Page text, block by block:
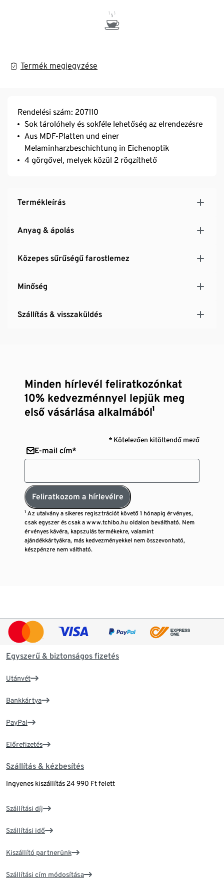
Termék megjegyzése
Rendelési szám: 207110
Sok tárolóhely és sokféle lehetőség az elrendezésre
Aus MDF-Platten und einer
Melaminharzbeschichtung in Eichenoptik
4 görgővel, melyek közül 2 rögzíthető
Termékleírás
Anyag & ápolás
Közepes sűrűségű farostlemez
Minőség
Szállítás & visszaküldés
Minden hírlevél feliratkozónkat
10% kedvezménnyel lepjük meg
első vásárlása alkalmából¹
* Kötelezően kitöltendő mező
E-mail cím*
Feliratkozom a hírlevélre
¹ Az utalvány a sikeres regisztrációt követő 1 hónapig érvényes,
csak egyszer és csak a www.tchibo.hu oldalon beváltható. Nem
érvényes kávéra, kapszulás termékekre, valamint
ajándékkártyákra, más kedvezményekkel nem összevonható,
készpénzre nem váltható.
Egyszerű & biztonságos fizetés
Utánvét
Bankkártya
PayPal
Előrefizetés
Szállítás & kézbesítés
Ingyenes kiszállítás 24 990 Ft felett
Szállítási díj
Szállítási idő
Kiszállító partnerünk
Szállítási cím módosítása